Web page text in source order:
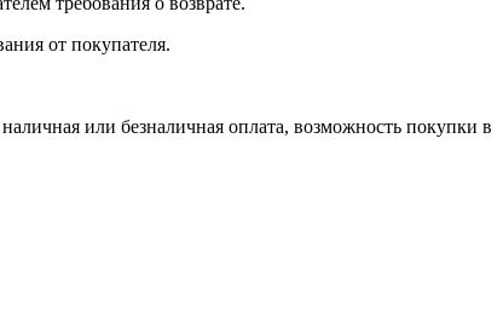
от покупателя.
или безналичная оплата, возможность покупки в